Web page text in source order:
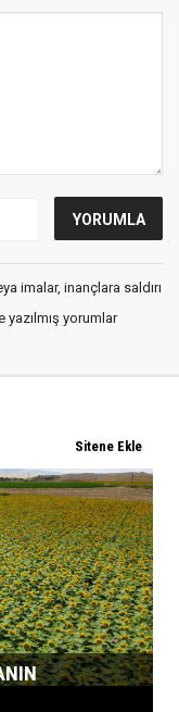
imalar, inançlara saldırı
yorumlar